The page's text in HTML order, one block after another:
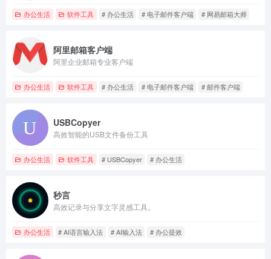
办公生活 软件工具 # 办公生活 # 电子邮件客户端 # 网易邮箱大师
阿里邮箱客户端
阿里企业邮箱专业客户端
办公生活 软件工具 # 办公生活 # 电子邮件客户端 # 邮件客户端
USBCopyer
高效智能的USB文件备份工具
办公生活 软件工具 # USBCopyer # 办公生活
秒言
高效记录与分享文字灵感工具。
办公生活 # AI语言输入法 # AI输入法 # 办公提效